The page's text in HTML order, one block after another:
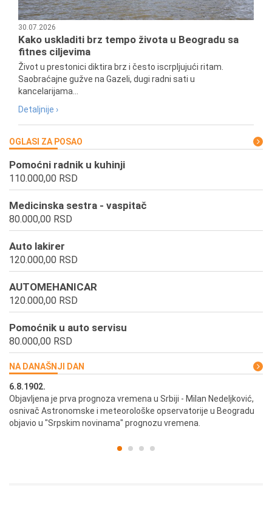
30.07.2026
Kako uskladiti brz tempo života u Beogradu sa
fitnes ciljevima
Život u prestonici diktira brz i često iscrpljujući ritam.
Saobraćajne gužve na Gazeli, dugi radni sati u
kancelarijama...
Detaljnije ›
OGLASI ZA POSAO
Pomoćni radnik u kuhinji
110.000,00 RSD
Medicinska sestra - vaspitač
80.000,00 RSD
Auto lakirer
120.000,00 RSD
AUTOMEHANICAR
120.000,00 RSD
Pomoćnik u auto servisu
80.000,00 RSD
NA DANAŠNJI DAN
6.8.1902.
Objavljena je prva prognoza vremena u Srbiji - Milan Nedeljković,
osnivač Astronomske i meteorološke opservatorije u Beogradu
objavio u "Srpskim novinama" prognozu vremena.